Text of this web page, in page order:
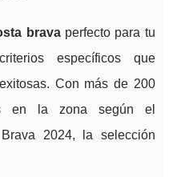
bravaperfecto para tu
específicos que
Con más de 200
en la zona según el
2024, la selección